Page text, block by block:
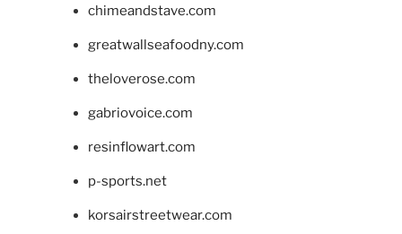
chimeandstave.com
greatwallseafoodny.com
theloverose.com
gabriovoice.com
resinflowart.com
p-sports.net
korsairstreetwear.com